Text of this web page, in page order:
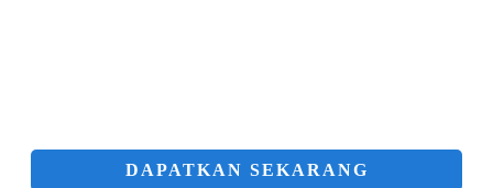
DAPATKAN SEKARANG